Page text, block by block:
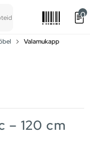
0
Valamukapp
– 120 cm